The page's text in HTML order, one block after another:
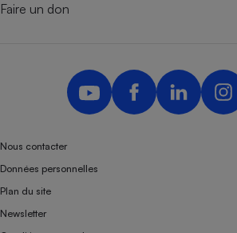
Faire un don
Nous contacter
Données personnelles
Plan du site
Newsletter